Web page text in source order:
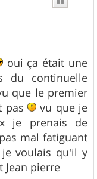
oui ça était une
du continuelle
que le premier
pas
vu que je
je prenais de
pas mal fatiguant
voulais qu'il y
Jean pierre